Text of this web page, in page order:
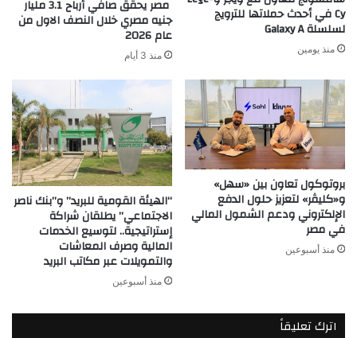
Cy في أحدث حملاتها للترويج
لسلسلة Galaxy A
منذ يومين
مصر يحقق صافي أرباح 3.1 مليار
جنيه مصري خلال النصف الاول من
عام 2026
منذ 3 أيام
بروتوكول تعاون بين «سهل»
و«كليڤر» لتعزيز حلول الدفع
الإلكتروني ودعم الشمول المالي
في مصر
منذ أسبوعين
“الهيئة القومية للبريد” و”بنك ناصر
الاجتماعي” يطلقان شراكة
إستراتيجية.. لتوسيع الخدمات
المالية وصرف المعاشات
والتمويلات عبر مكاتب البريد
منذ أسبوعين
اترك تعليقاً